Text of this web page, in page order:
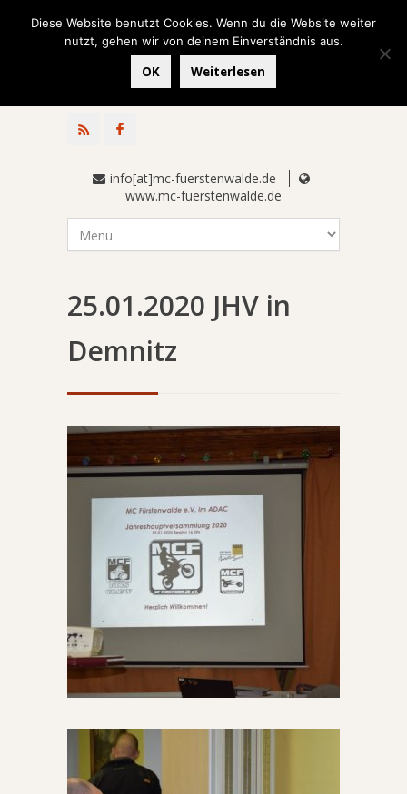
info[at]mc-fuerstenwalde.de
www.mc-fuerstenwalde.de
25.01.2020 JHV in
Demnitz
Diese Website benutzt Cookies. Wenn du die Website weiter
nutzt, gehen wir von deinem Einverständnis aus.
OK Weiterlesen